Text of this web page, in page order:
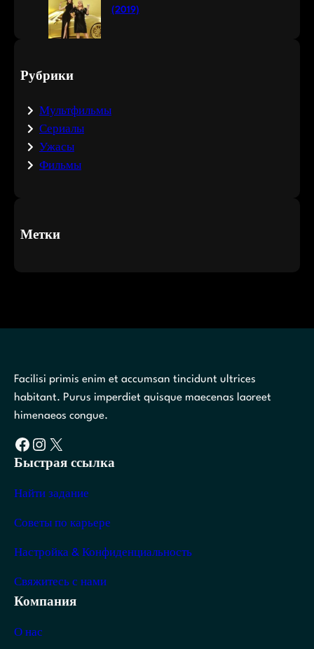
(2019)
Рубрики
Мультфильмы
Сериалы
Ужасы
Фильмы
Метки
Facilisi primis enim et accumsan tincidunt ultrices
habitant. Purus imperdiet quisque maecenas laoreet
himenaeos congue.
Facebook Instagram X
Быстрая ссылка
Найти задание
Советы по карьере
Настройка & Конфиденциальность
Свяжитесь с нами
Компания
О нас